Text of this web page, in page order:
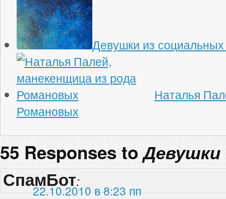
Девушки из социальных
Наталья
Романовых
55 Responses toДевушки
СпамБот:
22.10.2010 в 8:23 пп